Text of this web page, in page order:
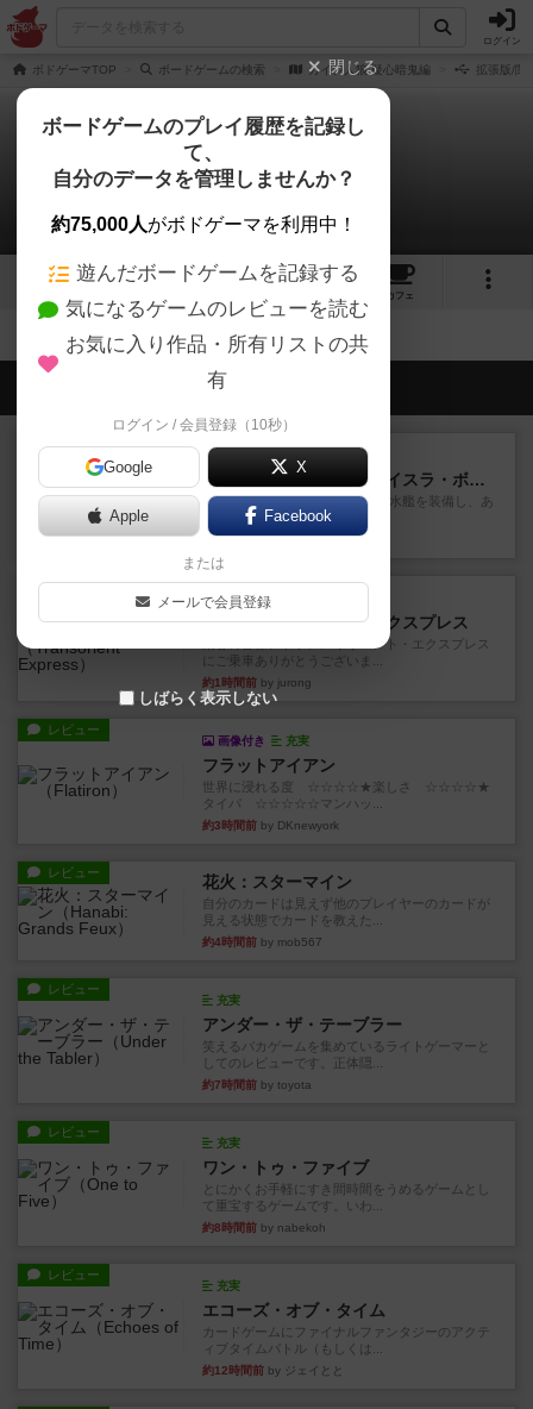
ログイン
ボドゲーマTOP ボードゲームの検索 カイジ人狼 疑心暗鬼編 拡張版/関
カイジ人狼 疑心暗鬼編
拡張/関連作品 0件
1 1
カフェ
会員の新しい投稿
ルール/インスト
キャプテン・フリップ：イスラ・ボンバ
イスラ・ボンバを探しに出航!潜水艦を装備し、あ
なたの乗組員を監獄から解...
44分前by jurong
ルール/インスト
画像付き
トランスオリエント・エクスプレス
乗客の皆様、トランスオリエント・エクスプレス
にご乗車ありがとうございま...
約1時間前 by jurong
レビュー
画像付き 充実
フラットアイアン
世界に浸れる度 ☆☆☆☆★楽しさ ☆☆☆☆★
タイパ ☆☆☆☆☆マンハッ...
約3時間前 by DKnewyork
レビュー 花火：スターマイン
自分のカードは見えず他のプレイヤーのカードが
見える状態でカードを教えた...
約4時間前 by mob567
レビュー
充実
アンダー・ザ・テーブラー
笑えるバカゲームを集めているライトゲーマーと
してのレビューです。正体隠...
約7時間前 by toyota
レビュー
充実
ワン・トゥ・ファイブ
とにかくお手軽にすき間時間をうめるゲームとし
て重宝するゲームです。いわ...
約8時間前 by nabekoh
レビュー
充実
エコーズ・オブ・タイム
カードゲームにファイナルファンタジーのアクテ
ィブタイムバトル（もしくは...
約12時間前 by ジェイとと
閉じる
ボードゲームのプレイ履歴を記録し
て、
自分のデータを管理しませんか？
約75,000人がボドゲーマを利用中！
遊んだボードゲームを記録する
気になるゲームのレビューを読む
お気に入り作品・所有リストの共
有
ログイン / 会員登録（10秒）
Google X
Apple Facebook
または
メールで会員登録
しばらく表示しない